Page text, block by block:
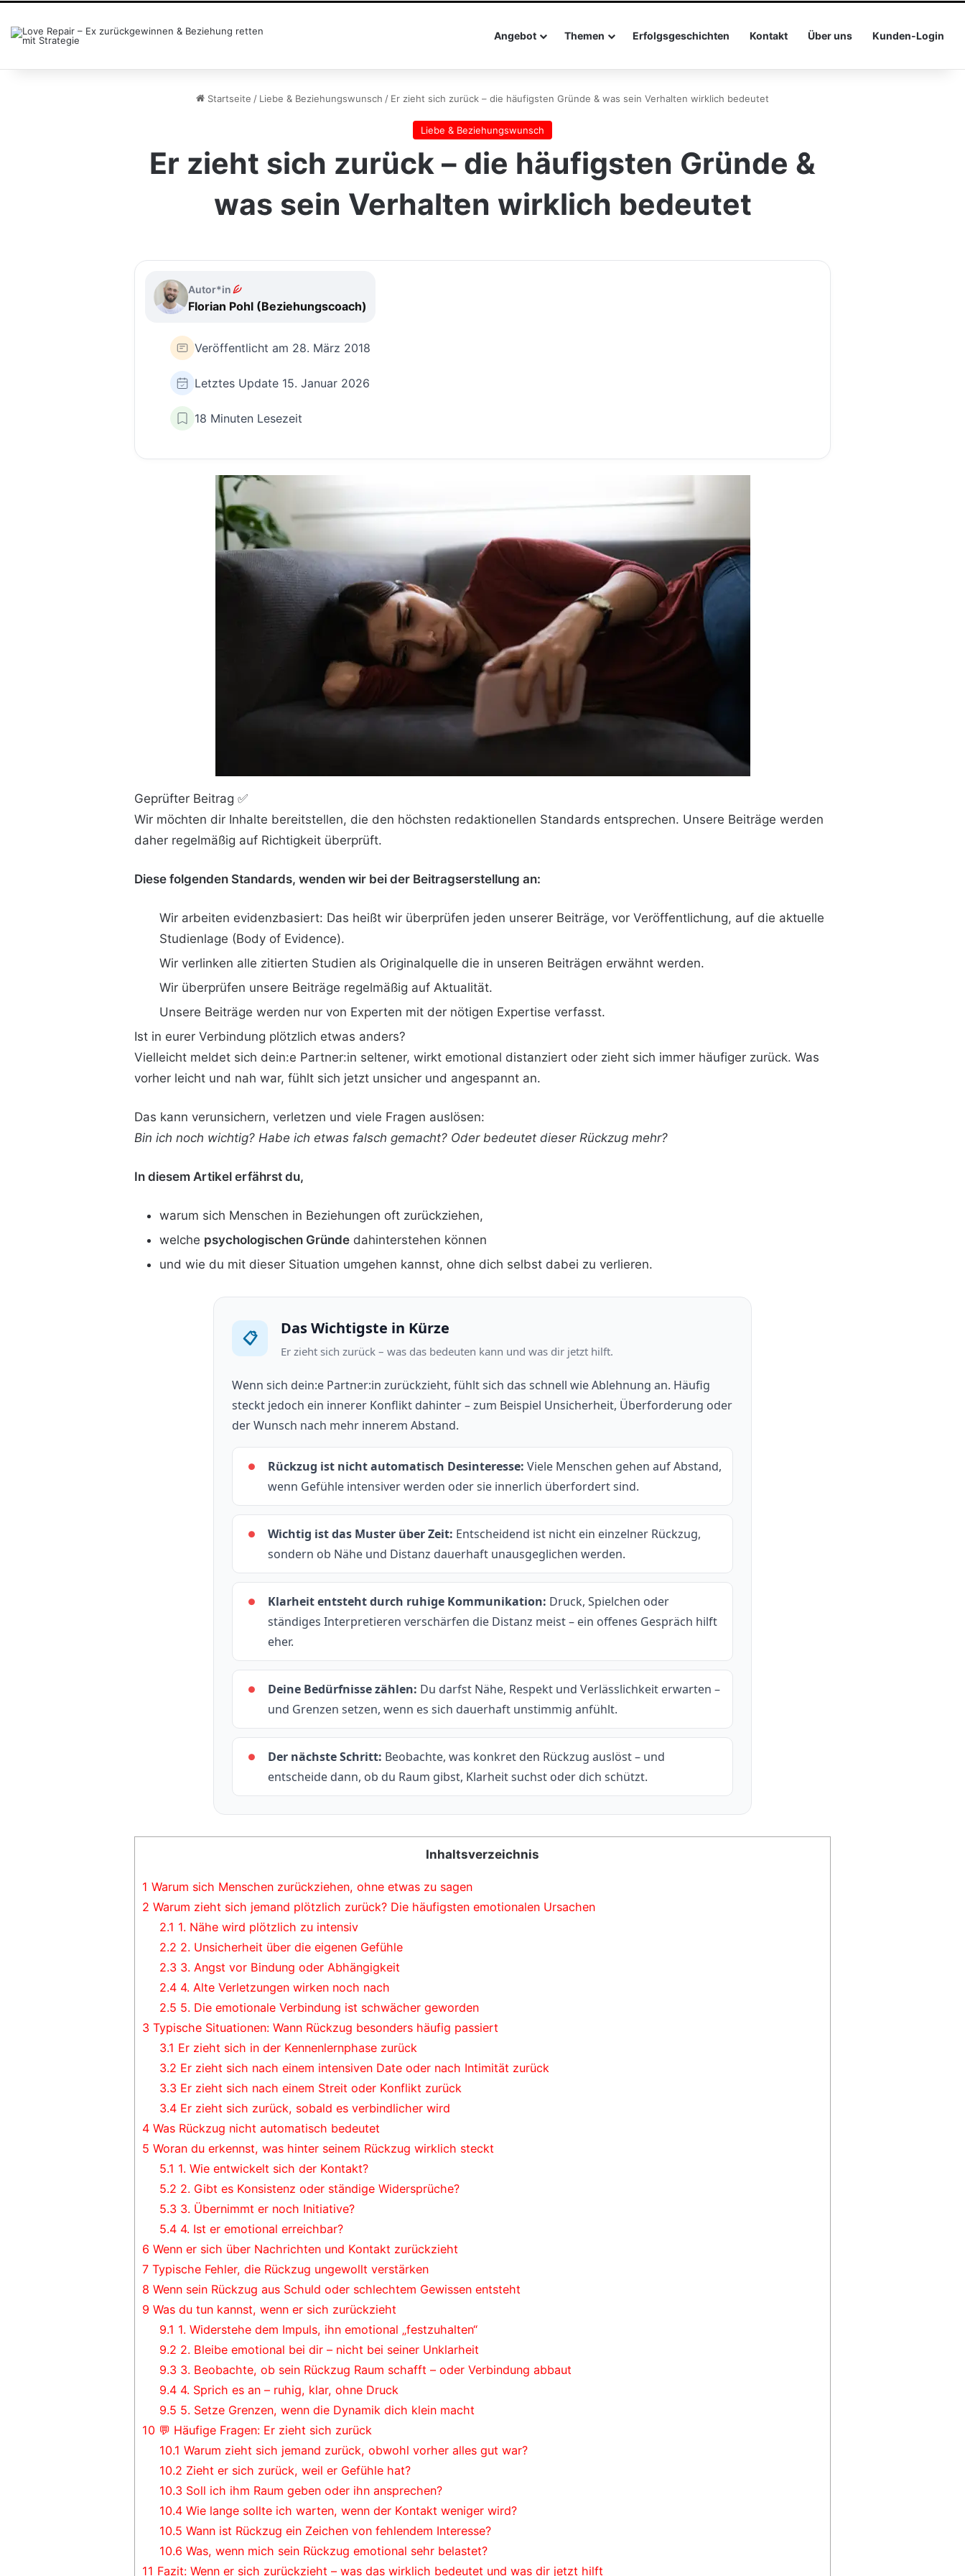
Angebot Themen Erfolgsgeschichten Kontakt Über uns Kunden-Login
Startseite / Liebe & Beziehungswunsch / Er zieht sich zurück – die häufigsten Gründe & was sein Verhalten wirklich bedeutet
Liebe & Beziehungswunsch
Er zieht sich zurück – die häufigsten Gründe &
was sein Verhalten wirklich bedeutet
Autor*in
Florian Pohl (Beziehungscoach)
Veröffentlicht am 28. März 2018
Letztes Update 15. Januar 2026
18 Minuten Lesezeit
Geprüfter Beitrag ✅
Wir möchten dir Inhalte bereitstellen, die den höchsten redaktionellen Standards entsprechen. Unsere Beiträge werden
daher regelmäßig auf Richtigkeit überprüft.
Diese folgenden Standards, wenden wir bei der Beitragserstellung an:
Wir arbeiten evidenzbasiert: Das heißt wir überprüfen jeden unserer Beiträge, vor Veröffentlichung, auf die aktuelle
Studienlage (Body of Evidence).
Wir verlinken alle zitierten Studien als Originalquelle die in unseren Beiträgen erwähnt werden.
Wir überprüfen unsere Beiträge regelmäßig auf Aktualität.
Unsere Beiträge werden nur von Experten mit der nötigen Expertise verfasst.
Ist in eurer Verbindung plötzlich etwas anders?
Vielleicht meldet sich dein:e Partner:in seltener, wirkt emotional distanziert oder zieht sich immer häufiger zurück. Was
vorher leicht und nah war, fühlt sich jetzt unsicher und angespannt an.
Das kann verunsichern, verletzen und viele Fragen auslösen:
Bin ich noch wichtig? Habe ich etwas falsch gemacht? Oder bedeutet dieser Rückzug mehr?
In diesem Artikel erfährst du,
warum sich Menschen in Beziehungen oft zurückziehen,
welche psychologischen Gründe dahinterstehen können
und wie du mit dieser Situation umgehen kannst, ohne dich selbst dabei zu verlieren.
📋
Das Wichtigste in Kürze
Er zieht sich zurück – was das bedeuten kann und was dir jetzt hilft.
Wenn sich dein:e Partner:in zurückzieht, fühlt sich das schnell wie Ablehnung an. Häufig
steckt jedoch ein innerer Konflikt dahinter – zum Beispiel Unsicherheit, Überforderung oder
der Wunsch nach mehr innerem Abstand.
● Rückzug ist nicht automatisch Desinteresse: Viele Menschen gehen auf Abstand,
wenn Gefühle intensiver werden oder sie innerlich überfordert sind.
● Wichtig ist das Muster über Zeit: Entscheidend ist nicht ein einzelner Rückzug,
sondern ob Nähe und Distanz dauerhaft unausgeglichen werden.
● Klarheit entsteht durch ruhige Kommunikation: Druck, Spielchen oder
ständiges Interpretieren verschärfen die Distanz meist – ein offenes Gespräch hilft
eher.
● Deine Bedürfnisse zählen: Du darfst Nähe, Respekt und Verlässlichkeit erwarten –
und Grenzen setzen, wenn es sich dauerhaft unstimmig anfühlt.
● Der nächste Schritt: Beobachte, was konkret den Rückzug auslöst – und
entscheide dann, ob du Raum gibst, Klarheit suchst oder dich schützt.
Inhaltsverzeichnis
1 Warum sich Menschen zurückziehen, ohne etwas zu sagen
2 Warum zieht sich jemand plötzlich zurück? Die häufigsten emotionalen Ursachen
2.1 1. Nähe wird plötzlich zu intensiv
2.2 2. Unsicherheit über die eigenen Gefühle
2.3 3. Angst vor Bindung oder Abhängigkeit
2.4 4. Alte Verletzungen wirken noch nach
2.5 5. Die emotionale Verbindung ist schwächer geworden
3 Typische Situationen: Wann Rückzug besonders häufig passiert
3.1 Er zieht sich in der Kennenlernphase zurück
3.2 Er zieht sich nach einem intensiven Date oder nach Intimität zurück
3.3 Er zieht sich nach einem Streit oder Konflikt zurück
3.4 Er zieht sich zurück, sobald es verbindlicher wird
4 Was Rückzug nicht automatisch bedeutet
5 Woran du erkennst, was hinter seinem Rückzug wirklich steckt
5.1 1. Wie entwickelt sich der Kontakt?
5.2 2. Gibt es Konsistenz oder ständige Widersprüche?
5.3 3. Übernimmt er noch Initiative?
5.4 4. Ist er emotional erreichbar?
6 Wenn er sich über Nachrichten und Kontakt zurückzieht
7 Typische Fehler, die Rückzug ungewollt verstärken
8 Wenn sein Rückzug aus Schuld oder schlechtem Gewissen entsteht
9 Was du tun kannst, wenn er sich zurückzieht
9.1 1. Widerstehe dem Impuls, ihn emotional „festzuhalten“
9.2 2. Bleibe emotional bei dir – nicht bei seiner Unklarheit
9.3 3. Beobachte, ob sein Rückzug Raum schafft – oder Verbindung abbaut
9.4 4. Sprich es an – ruhig, klar, ohne Druck
9.5 5. Setze Grenzen, wenn die Dynamik dich klein macht
10 💬 Häufige Fragen: Er zieht sich zurück
10.1 Warum zieht sich jemand zurück, obwohl vorher alles gut war?
10.2 Zieht er sich zurück, weil er Gefühle hat?
10.3 Soll ich ihm Raum geben oder ihn ansprechen?
10.4 Wie lange sollte ich warten, wenn der Kontakt weniger wird?
10.5 Wann ist Rückzug ein Zeichen von fehlendem Interesse?
10.6 Was, wenn mich sein Rückzug emotional sehr belastet?
11 Fazit: Wenn er sich zurückzieht – was das wirklich bedeutet und was dir jetzt hilft